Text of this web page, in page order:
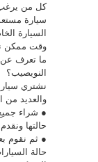
كل من يرغب
سيارة
السيارة
وقت ممكن
ما تعرف
النويصيب؟
نشتري
والعديد من
● شراء
حالتها
● ثم نقوم
حالة